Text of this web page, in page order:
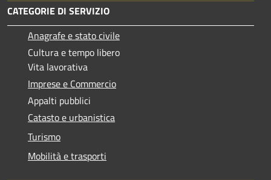
CATEGORIE DI SERVIZIO
Anagrafe e stato civile
Cultura e tempo libero
Vita lavorativa
Imprese e Commercio
Appalti pubblici
Catasto e urbanistica
Turismo
Mobilità e trasporti